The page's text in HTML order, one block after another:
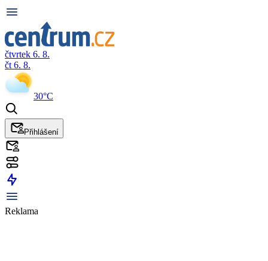
čtvrtek 6. 8.
čt 6. 8.
30°C
Přihlášení
Reklama